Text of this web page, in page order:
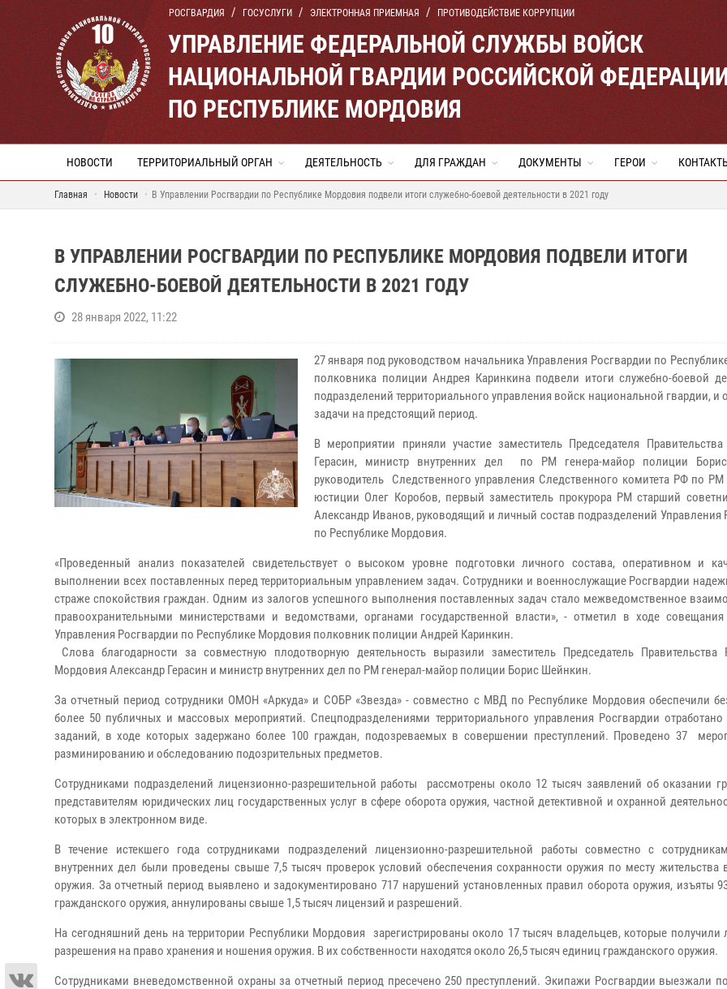
РОСГВАРДИЯ ГОСУСЛУГИ ЭЛЕКТРОННАЯ ПРИЕМНАЯ ПРОТИВОДЕЙСТВИЕ КОРРУПЦИИ
УПРАВЛЕНИЕ ФЕДЕРАЛЬНОЙ СЛУЖБЫ ВОЙСК
НАЦИОНАЛЬНОЙ ГВАРДИИ РОССИЙСКОЙ
ПО РЕСПУБЛИКЕ МОРДОВИЯ
НОВОСТИ ТЕРРИТОРИАЛЬНЫЙ ОРГАН ДЕЯТЕЛЬНОСТЬ ДЛЯ ГРАЖДАН ДОКУМЕНТЫ ГЕРОИ
Главная Новости В Управлении Росгвардии по Республике Мордовия подвели итоги служебно-боевой деятельности в 2021 году
В УПРАВЛЕНИИ РОСГВАРДИИ ПО РЕСПУБЛИКЕ МОРДОВИЯ ПОДВЕЛИ ИТОГИ
СЛУЖЕБНО-БОЕВОЙ ДЕЯТЕЛЬНОСТИ В 2021 ГОДУ
28 января 2022, 11:22
27 января под руководством начальника Управления Росгвардии по
полковника полиции Андрея Каринкина подвели итоги служебно-боевой
подразделений территориального управления войск национальной гвардии, и
задачи на предстоящий период.
В мероприятии приняли участие заместитель Председателя
Герасин, министр внутренних дел по РМ генера-майор полиции
руководитель Следственного управления Следственного комитета РФ по
юстиции Олег Коробов, первый заместитель прокурора РМ старший
Александр Иванов, руководящий и личный состав подразделений Управления
по Республике Мордовия.
«Проведенный анализ показателей свидетельствует о высоком уровне подготовки личного состава, оперативном и
выполнении всех поставленных перед территориальным управлением задач. Сотрудники и военнослужащие Росгвардии
страже спокойствия граждан. Одним из залогов успешного выполнения поставленных задач стало межведомственное
правоохранительными министерствами и ведомствами, органами государственной власти», - отметил в ходе совещания
Управления Росгвардии по Республике Мордовия полковник полиции Андрей Каринкин.
Слова благодарности за совместную плодотворную деятельность выразили заместитель Председатель Правительства
Мордовия Александр Герасин и министр внутренних дел по РМ генерал-майор полиции Борис Шейнкин.
За отчетный период сотрудники ОМОН «Аркуда» и СОБР «Звезда» - совместно с МВД по Республике Мордовия обеспечили
более 50 публичных и массовых мероприятий. Спецподразделениями территориального управления Росгвардии
заданий, в ходе которых задержано более 100 граждан, подозреваемых в совершении преступлений. Проведено 37
разминированию и обследованию подозрительных предметов.
Сотрудниками подразделений лицензионно-разрешительной работы рассмотрены около 12 тысяч заявлений об оказании
представителям юридических лиц государственных услуг в сфере оборота оружия, частной детективной и охранной
которых в электронном виде.
В течение истекшего года сотрудниками подразделений лицензионно-разрешительной работы совместно с
внутренних дел были проведены свыше 7,5 тысяч проверок условий обеспечения сохранности оружия по месту жительства
оружия. За отчетный период выявлено и задокументировано 717 нарушений установленных правил оборота оружия, изъяты
гражданского оружия, аннулированы свыше 1,5 тысяч лицензий и разрешений.
На сегодняшний день на территории Республики Мордовия зарегистрированы около 17 тысяч владельцев, которые получили
разрешения на право хранения и ношения оружия. В их собственности находятся около 26,5 тысяч единиц гражданского оружия.
Сотрудниками вневедомственной охраны за отчетный период пресечено 250 преступлений. Экипажи Росгвардии выезжали